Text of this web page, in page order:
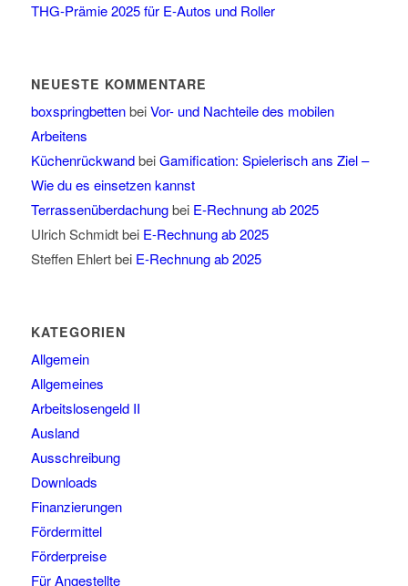
THG-Prämie 2025 für E-Autos und Roller
NEUESTE KOMMENTARE
boxspringbettenbeiVor- und Nachteile des mobilen
Arbeitens
KüchenrückwandbeiGamification: Spielerisch ans Ziel –
Wie du es einsetzen kannst
Terrassenüberdachungbei E-Rechnung ab 2025
Ulrich Schmidtbei E-Rechnung ab 2025
Steffen Ehlertbei E-Rechnung ab 2025
KATEGORIEN
Allgemein
Allgemeines
Arbeitslosengeld II
Ausland
Ausschreibung
Downloads
Finanzierungen
Fördermittel
Förderpreise
Für Angestellte